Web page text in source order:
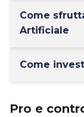
Come
Artificiale
Come
Pro e